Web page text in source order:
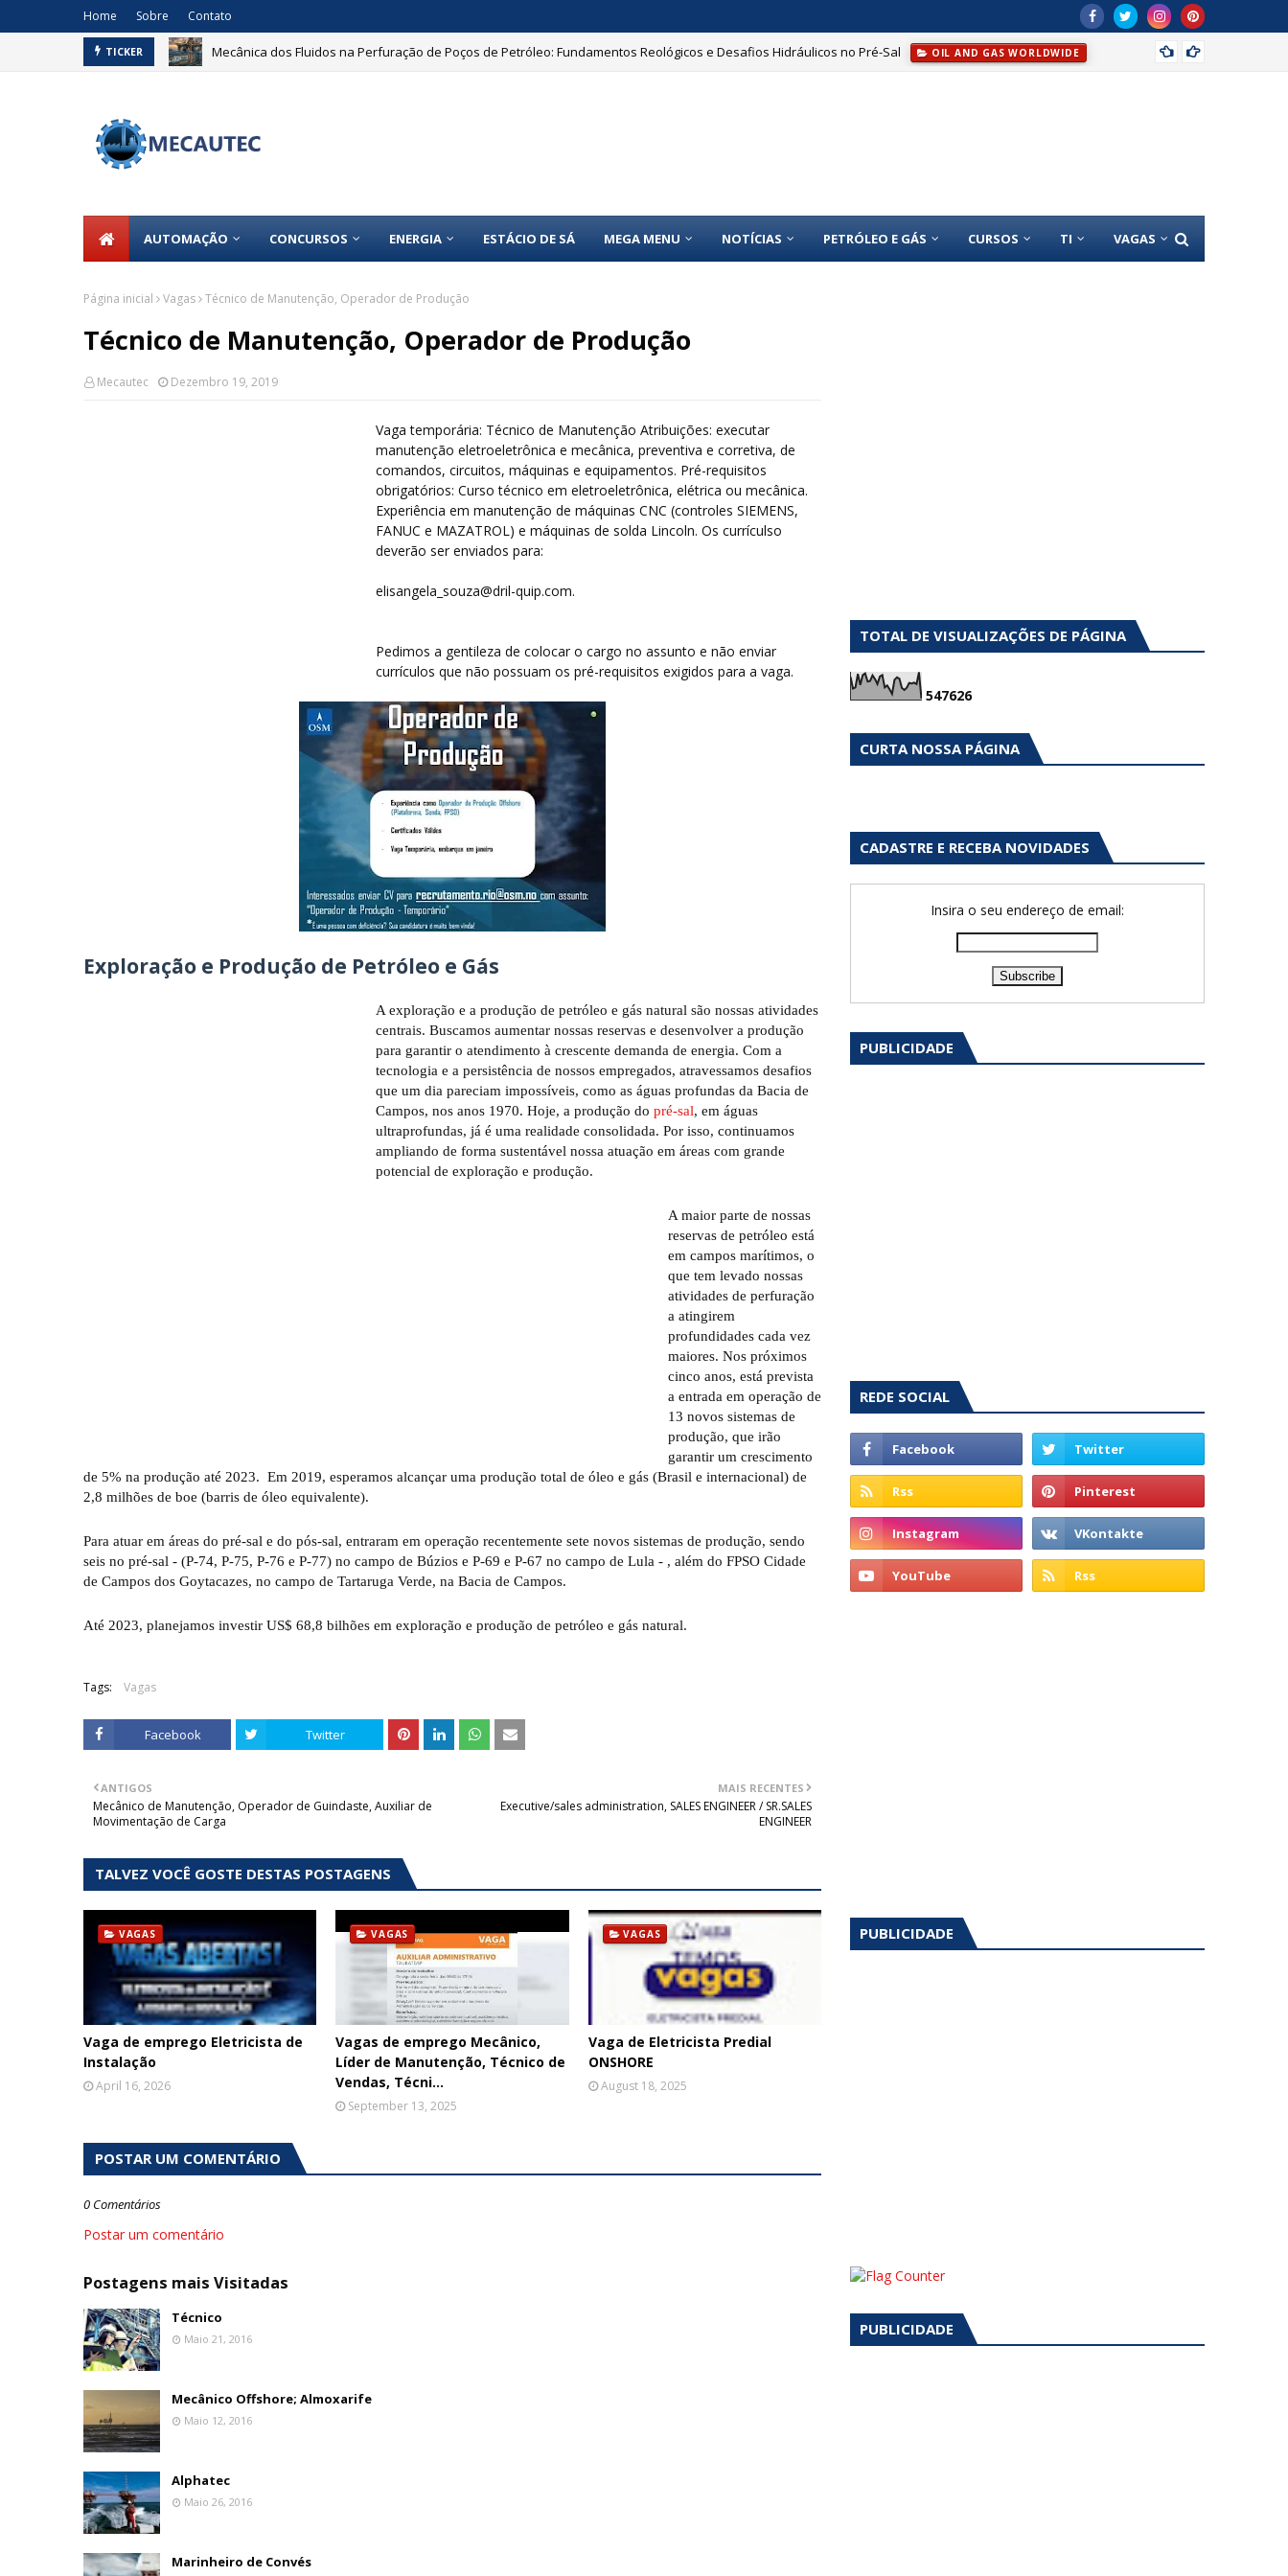
Home Sobre Contato
TICKER Mecânica dos Fluidos na Perfuração de Poços de Petróleo: Fundamentos Reológicos e Desafios Hidráulicos no Pré-Sal OIL AND GAS WORLDWIDE
AUTOMAÇÃO CONCURSOS ENERGIA ESTÁCIO DE SÁ MEGA MENU NOTÍCIAS PETRÓLEO E GÁS CURSOS TI VAGAS
Página inicial Vagas Técnico de Manutenção, Operador de Produção
Técnico de Manutenção, Operador de Produção
Mecautec Dezembro 19, 2019
Vaga temporária: Técnico de Manutenção Atribuições: executar
manutenção eletroeletrônica e mecânica, preventiva e corretiva, de
comandos, circuitos, máquinas e equipamentos. Pré-requisitos
obrigatórios: Curso técnico em eletroeletrônica, elétrica ou mecânica.
Experiência em manutenção de máquinas CNC (controles SIEMENS,
FANUC e MAZATROL) e máquinas de solda Lincoln. Os currículso
deverão ser enviados para:
elisangela_souza@dril-quip.com.
Pedimos a gentileza de colocar o cargo no assunto e não enviar
currículos que não possuam os pré-requisitos exigidos para a vaga.
Exploração e Produção de Petróleo e Gás
A exploração e a produção de petróleo e gás natural são nossas atividades
centrais. Buscamos aumentar nossas reservas e desenvolver a produção
para garantir o atendimento à crescente demanda de energia. Com a
tecnologia e a persistência de nossos empregados, atravessamos desafios
que um dia pareciam impossíveis, como as águas profundas da Bacia de
Campos, nos anos 1970. Hoje, a produção do pré-sal, em águas
ultraprofundas, já é uma realidade consolidada. Por isso, continuamos
ampliando de forma sustentável nossa atuação em áreas com grande
potencial de exploração e produção.
A maior parte de nossas
reservas de petróleo está
em campos marítimos, o
que tem levado nossas
atividades de perfuração
a atingirem
profundidades cada vez
maiores. Nos próximos
cinco anos, está prevista
a entrada em operação de
13 novos sistemas de
produção, que irão
garantir um crescimento
de 5% na produção até 2023. Em 2019, esperamos alcançar uma produção total de óleo e gás (Brasil e internacional) de
2,8 milhões de boe (barris de óleo equivalente).
Para atuar em áreas do pré-sal e do pós-sal, entraram em operação recentemente sete novos sistemas de produção, sendo
seis no pré-sal - (P-74, P-75, P-76 e P-77) no campo de Búzios e P-69 e P-67 no campo de Lula - , além do FPSO Cidade
de Campos dos Goytacazes, no campo de Tartaruga Verde, na Bacia de Campos.
Até 2023, planejamos investir US$ 68,8 bilhões em exploração e produção de petróleo e gás natural.
Tags: Vagas
Facebook Twitter
MAIS RECENTES
Executive/sales administration, SALES ENGINEER / SR.SALES
ENGINEER
ANTIGOS
Mecânico de Manutenção, Operador de Guindaste, Auxiliar de
Movimentação de Carga
TALVEZ VOCÊ GOSTE DESTAS POSTAGENS
VAGAS
Vaga de emprego Eletricista de
Instalação
April 16, 2026
VAGAS
Vagas de emprego Mecânico,
Líder de Manutenção, Técnico de
Vendas, Técni...
September 13, 2025
VAGAS
Vaga de Eletricista Predial
ONSHORE
August 18, 2025
POSTAR UM COMENTÁRIO
0 Comentários
Postar um comentário
Postagens mais Visitadas
Técnico
Maio 21, 2016
Mecânico Offshore; Almoxarife
Maio 12, 2016
Alphatec
Maio 26, 2016
Marinheiro de Convés
TOTAL DE VISUALIZAÇÕES DE PÁGINA
547626
CURTA NOSSA PÁGINA
CADASTRE E RECEBA NOVIDADES
Insira o seu endereço de email:
PUBLICIDADE
REDE SOCIAL
PUBLICIDADE
PUBLICIDADE